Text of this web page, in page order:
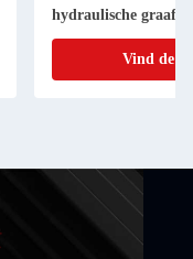
hydraulische
wegbouw/huis
landbouwgrond
Vind de